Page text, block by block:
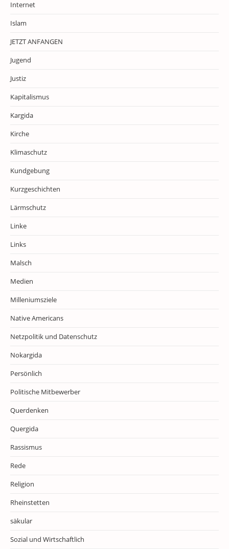
Internet
Islam
JETZT ANFANGEN
Jugend
Justiz
Kapitalismus
Kargida
Kirche
Klimaschutz
Kundgebung
Kurzgeschichten
Lärmschutz
Linke
Links
Malsch
Medien
Milleniumsziele
Native Americans
Netzpolitik und Datenschutz
Nokargida
Persönlich
Politische Mitbewerber
Querdenken
Quergida
Rassismus
Rede
Religion
Rheinstetten
säkular
Sozial und Wirtschaftlich